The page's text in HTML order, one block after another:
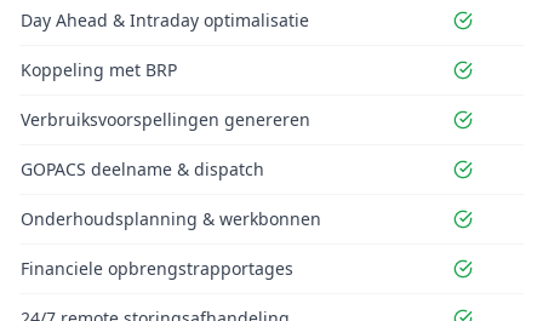
Day Ahead & Intraday optimalisatie
Koppeling met BRP
Verbruiksvoorspellingen genereren
GOPACS deelname & dispatch
Onderhoudsplanning & werkbonnen
Financiele opbrengstrapportages